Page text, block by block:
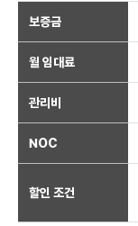
보증금
월 임대료
관리비
NOC
할인 조건